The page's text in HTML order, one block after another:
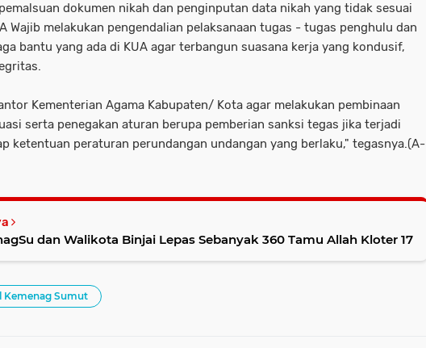
dokumen nikah dan penginputan data nikah yang tidak sesuai
Wajib melakukan pengendalian pelaksanaan tugas - tugas penghulu dan
bantu yang ada di KUA agar terbangun suasana kerja yang kondusif,
Kementerian Agama Kabupaten/ Kota agar melakukan pembinaan
serta penegakan aturan berupa pemberian sanksi tegas jika terjadi
ketentuan peraturan perundangan undangan yang berlaku," tegasnya.(A-
dan Walikota Binjai Lepas Sebanyak 360 Tamu Allah Kloter 17
Kemenag Sumut